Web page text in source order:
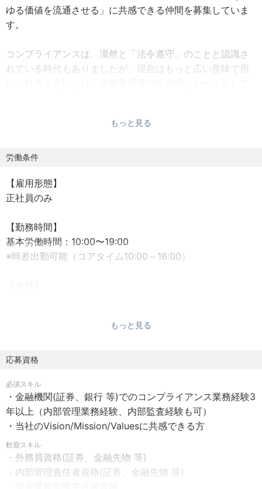
ゆる価値を流通させる」に共感できる仲間を募集していま
す。
コンプライアンスは、漠然と「法令遵守」のことと認識さ
れている時代もありましたが、現在はもっと広い意味で用
暗号資産の社会的認知度の向上に伴い、事業者に求められ
また、技術的なイノベーション等により経営環境が急速に
ことで、コンプライアンス上のリスクも増大します。
その為、暗号資産交換業（取引所・販売所の運営）に関す
化の折には、銀行法、信託法、金融商品取引法、貸金業
法、資金決済法（資金移動業、前払式支払手段）といった
他の業規制への対応も、常に視野に入れておくことが重要
援）双方の視点を持った方からのエントリーをお待ちして
・コンプライアンス体制の強化に関する企画・提案
・各種法令等に準拠した内部管理態勢の構築・運用
・各種法令等の知識向上やコンプライアンス意識浸透のた
めの研修・啓蒙活動
・コンプライアンス委員会の運営
・社内規程等の整備・管理
・不公正取引の防止に関する業務
もっと見る
労働条件
【雇用形態】
正社員のみ
【勤務時間】
基本労働時間：10:00〜19:00
※時差出勤可能（コアタイム10:00～16:00）
年末年始休暇、慶弔休暇
【待遇・福利厚生】
・業績賞与
・関東ITソフトウェア健康保険組合加入
・企業型確定拠出年金
・書籍購入、イベント参加費補助
・低用量ピルの購入費用補助
もっと見る
応募資格
必須スキル
・金融機関(証券、銀行 等)でのコンプライアンス業務経験3
年以上（内部管理業務経験、内部監査経験も可）
・当社のVision/Mission/Valuesに共感できる方
歓迎スキル
・外務員資格(証券、金融先物 等)
・内部管理責任者資格(証券、金融先物 等)